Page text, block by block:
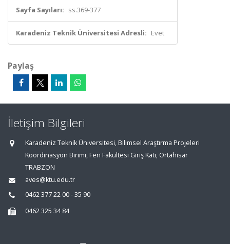
Sayfa Sayıları: ss.369-377
Karadeniz Teknik Üniversitesi Adresli: Evet
Paylaş
İletişim Bilgileri
Karadeniz Teknik Üniversitesi, Bilimsel Araştırma Projeleri
Koordinasyon Birimi, Fen Fakültesi Giriş Katı, Ortahisar
TRABZON
aves@ktu.edu.tr
0462 377 22 00 - 35 90
0462 325 34 84